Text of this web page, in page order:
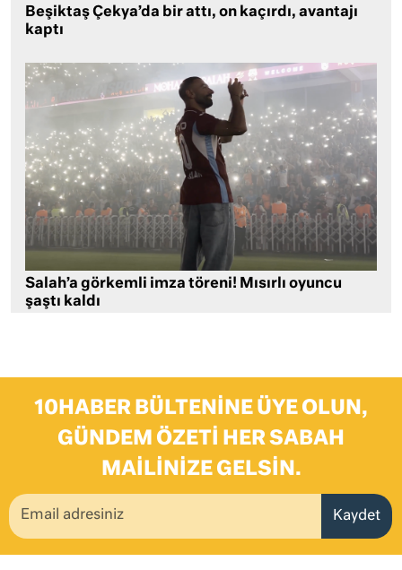
Beşiktaş Çekya’da bir attı, on kaçırdı, avantajı
kaptı
Salah’a görkemli imza töreni! Mısırlı oyuncu
şaştı kaldı
10HABER BÜLTENINE ÜYE OLUN,
GÜNDEM ÖZETI HER SABAH
MAILINIZE GELSIN.
Kaydet